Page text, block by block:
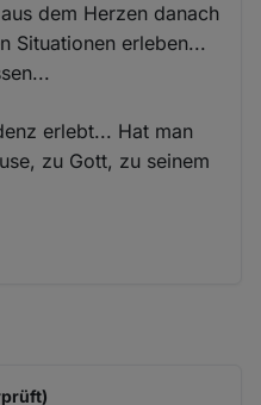
dem Herzen danach
Situationen erleben...
erlebt... Hat man
zu Gott, zu seinem